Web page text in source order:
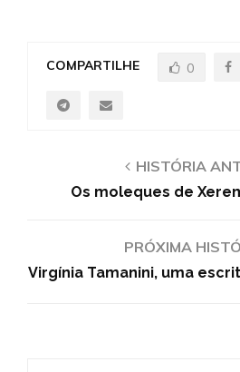
COMPARTILHE 0
HISTÓRIA
Os moleques de
PRÓXIMA
Virgínia Tamanini, uma